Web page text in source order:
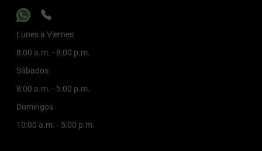
Lunes a Viernes
8:00 a.m. - 8:00 p.m.
Sábados
8:00 a.m. - 5:00 p.m.
Domingos
10:00 a.m. - 5:00 p.m.